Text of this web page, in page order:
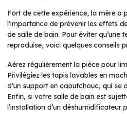
Fort de cette expérience, la mère a
l’importance de prévenir les effets
de salle de bain. Pour éviter qu’une
reproduise, voici quelques conseils
Aérez régulièrement la pièce pour
Privilégiez les tapis lavables en
d’un support en caoutchouc, qui se
Enfin, si votre salle de bain est
l’installation d’un déshumidificateur